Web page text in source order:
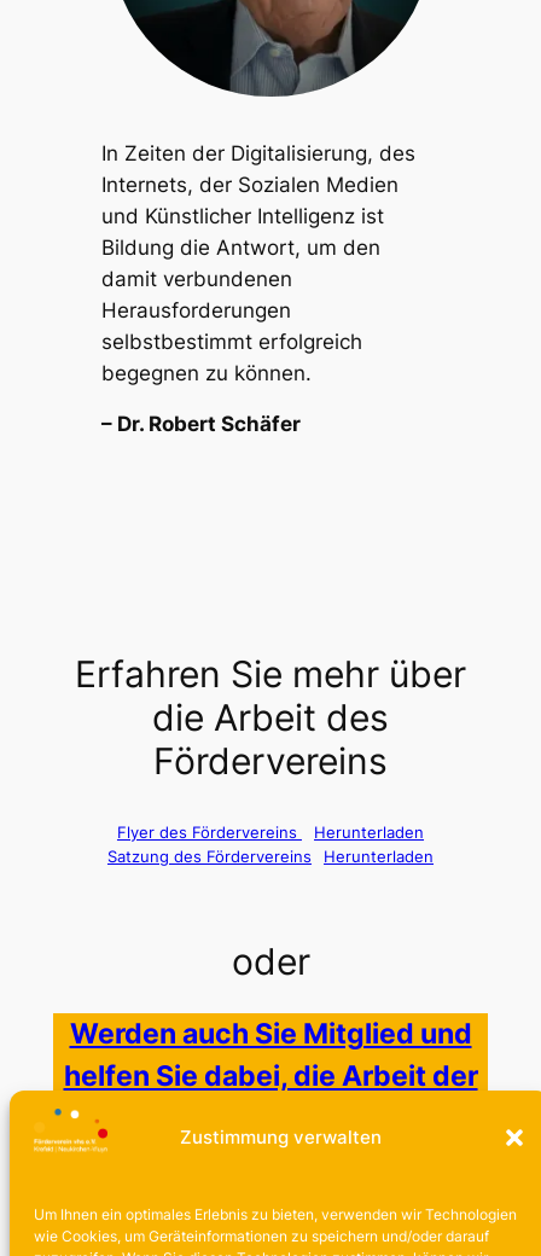
Zustimmung verwalten
Um Ihnen ein optimales Erlebnis zu bieten, verwenden wir Technologien
wie Cookies, um Geräteinformationen zu speichern und/oder darauf
In Zeiten der Digitalisierung, des
Internets, der Sozialen Medien
und Künstlicher Intelligenz ist
Bildung die Antwort, um den
damit verbundenen
Herausforderungen
selbstbestimmt erfolgreich
begegnen zu können.
– Dr. Robert Schäfer
Erfahren Sie mehr über
die Arbeit des
Fördervereins
Flyer des Fördervereins
Herunterladen
Satzung des Fördervereins
Herunterladen
oder
Werden auch Sie Mitglied und
helfen Sie dabei, die Arbeit der